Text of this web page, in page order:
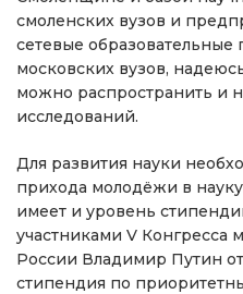
смоленских вузов и
сетевые
московских вузов,
можно распространить и
исследований.
Для развития науки
прихода молодёжи в
имеет и уровень
участниками V Конгресса
России Владимир Путин
стипендия по